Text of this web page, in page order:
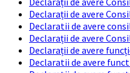
Declarații de avere
Declaratii de avere
Declarații de avere
Declarații de avere
Declaratii de avere